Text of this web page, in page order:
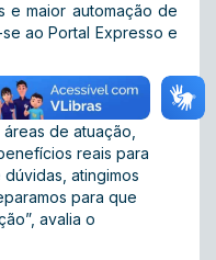
e maior automação de
ao Portal Expresso e
gestão revela
de atuação,
reais para
atingimos
para que
avalia o